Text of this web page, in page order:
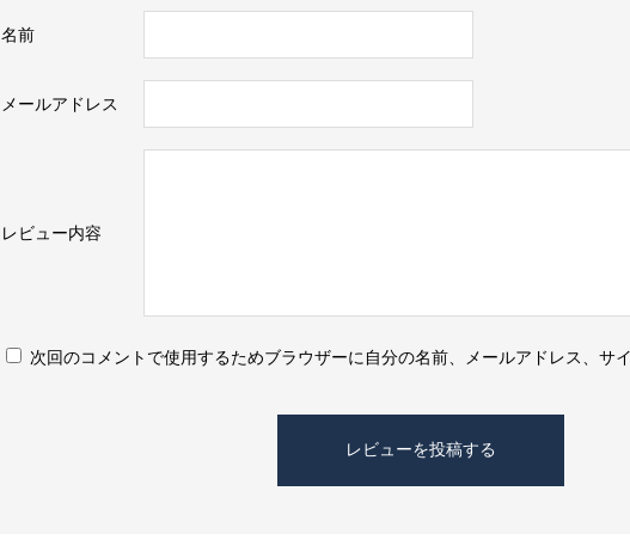
レビュー内容
名前
メールアドレス
次回のコメントで使用するためブラウザーに自分の名前、メールアドレス、サ